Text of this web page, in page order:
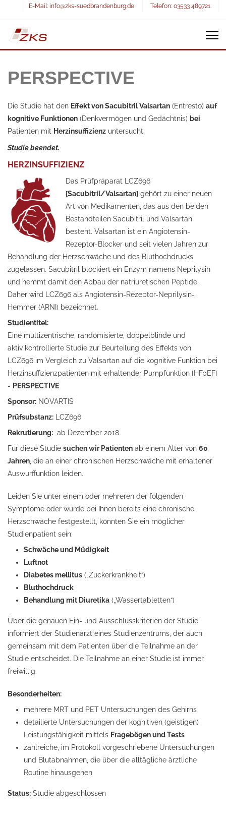
Telefon: 03533 489721
E-Mail: info@zks-suedbrandenburg.de
PERSPECTIVE
Die Studie hat den Effekt von Sacubitril Valsartan (Entresto) auf
kognitive Funktionen (Denkvermögen und Gedächtnis) bei
Patienten mit Herzinsuffizienz untersucht.
Studie beendet.
HERZINSUFFIZIENZ
Das Prüfpräparat LCZ696
[Sacubitril/Valsartan] gehört zu einer neuen
Art von Medikamenten, das aus den beiden
Bestandteilen Sacubitril und Valsartan
besteht. Valsartan ist ein Angiotensin-
Rezeptor-Blocker und seit vielen Jahren zur
Behandlung der Herzschwäche und des Bluthochdrucks
zugelassen. Sacubitril blockiert ein Enzym namens Neprilysin
und hemmt damit den Abbau der natriuretischen Peptide.
Daher wird LCZ696 als Angiotensin-Rezeptor-Neprilysin-
Hemmer (ARNI) bezeichnet.
Studientitel:
Eine multizentrische, randomisierte, doppelblinde und
aktiv kontrollierte Studie zur Beurteilung des Effekts von
LCZ696 im Vergleich zu Valsartan auf die kognitive Funktion bei
Herzinsuffizienzpatienten mit erhaltender Pumpfunktion [HFpEF]
- PERSPECTIVE
Sponsor: NOVARTIS
Prüfsubstanz: LCZ696
Rekrutierung: ab Dezember 2018
Für diese Studie suchen wir Patienten ab einem Alter von 60
Jahren , die an einer chronischen Herzschwäche mit erhaltener
Auswurffunktion leiden.
Leiden Sie unter einem oder mehreren der folgenden
Symptome oder wurde bei Ihnen bereits eine chronische
Herzschwäche festgestellt, könnten Sie ein möglicher
Studienpatient sein:
Schwäche und Müdigkeit
Luftnot
Diabetes mellitus („Zuckerkrankheit“)
Bluthochdruck
Behandlung mit Diuretika („Wassertabletten“)
Über die genauen Ein- und Ausschlusskriterien der Studie
informiert der Studienarzt eines Studienzentrums, der auch
gemeinsam mit dem Patienten über die Teilnahme an der
Studie entscheidet. Die Teilnahme an einer Studie ist immer
freiwillig.
Besonderheiten:
mehrere MRT und PET Untersuchungen des Gehirns
detailierte Untersuchungen der kognitiven (geistigen)
Leistungsfähigkeit mittels Fragebögen und Tests
zahlreiche, im Protokoll vorgeschriebene Untersuchungen
und Blutabnahmen, die über die alltägliche ärztliche
Routine hinausgehen
Status: Studie abgeschlossen